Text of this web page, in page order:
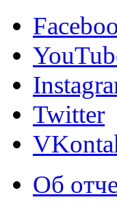
Twitter
Об